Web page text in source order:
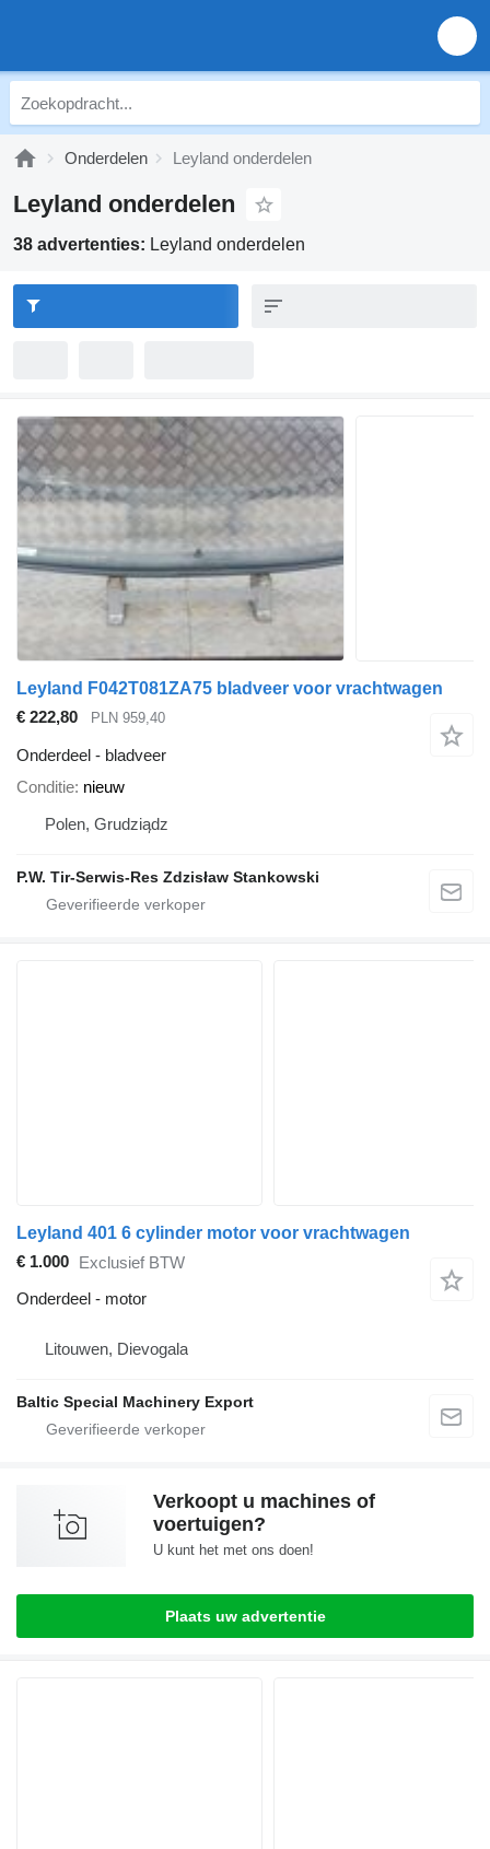
Onderdelen Leyland onderdelen
Leyland onderdelen
38 advertenties: Leyland onderdelen
Leyland F042T081ZA75 bladveer voor vrachtwagen
€ 222,80
PLN 959,40
Onderdeel - bladveer
Conditie nieuw
Polen, Grudziądz
P.W. Tir-Serwis-Res Zdzisław Stankowski
Leyland 401 6 cylinder motor voor vrachtwagen
€ 1.000 Exclusief BTW
Onderdeel - motor
Litouwen, Dievogala
Baltic Special Machinery Export
Verkoopt u machines of
voertuigen?
U kunt het met ons doen!
Plaats uw advertentie